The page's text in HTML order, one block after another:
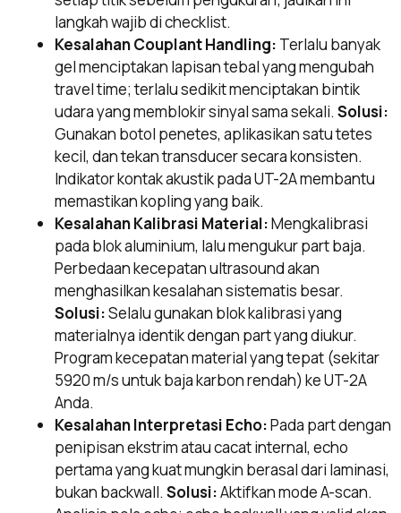
langkah wajib di checklist.
Kesalahan Couplant Handling: Terlalu banyak
gel menciptakan lapisan tebal yang mengubah
travel time; terlalu sedikit menciptakan bintik
udara yang memblokir sinyal sama sekali. Solusi:
Gunakan botol penetes, aplikasikan satu tetes
kecil, dan tekan transducer secara konsisten.
Indikator kontak akustik pada UT-2A membantu
memastikan kopling yang baik.
Kesalahan Kalibrasi Material:Mengkalibrasi
pada blok aluminium, lalu mengukur part baja.
Perbedaan kecepatan ultrasound akan
menghasilkan kesalahan sistematis besar.
Solusi:Selalu gunakan blok kalibrasi yang
materialnya identik dengan part yang diukur.
Program kecepatan material yang tepat (sekitar
5920 m/s untuk baja karbon rendah) ke UT-2A
Anda.
Kesalahan Interpretasi Echo:Pada part dengan
penipisan ekstrim atau cacat internal, echo
pertama yang kuat mungkin berasal dari laminasi,
bukan backwall. Solusi:Aktifkan mode A-scan.